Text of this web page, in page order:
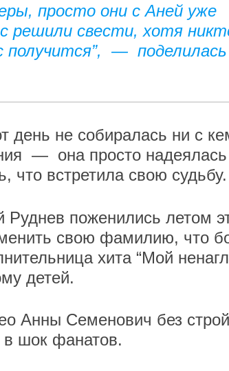
просто они с Аней уже
решили свести, хотя
получится”, — поделилась
день не собиралась ни с
— она просто
что встретила свою судьбу.
поженились летом
свою фамилию, что
хита “Мой
детей.
Анны Семенович без
в шок фанатов.